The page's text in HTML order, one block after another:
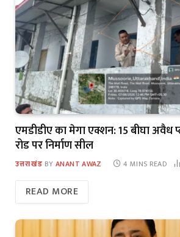
एमडीडीए का मेगा एक्शन: 15 बीघा अवैध
रोड पर निर्माण सील
उत्तराखंड BY ANANT AWAZ 4 MINS READ
READ MORE